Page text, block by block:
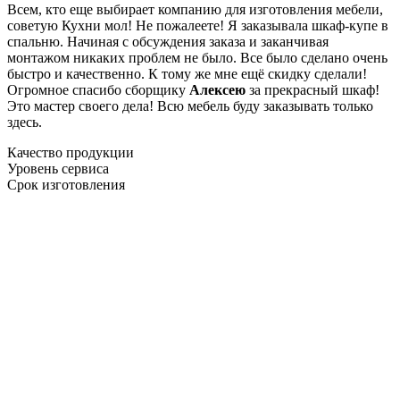
Всем, кто еще выбирает компанию для изготовления мебели,
советую Кухни мол! Не пожалеете! Я заказывала шкаф-купе в
спальню. Начиная с обсуждения заказа и заканчивая
монтажом никаких проблем не было. Все было сделано очень
быстро и качественно. К тому же мне ещё скидку сделали!
Огромное спасибо сборщику Алексею за прекрасный шкаф!
Это мастер своего дела! Всю мебель буду заказывать только
здесь.
Качество продукции
Уровень сервиса
Срок изготовления